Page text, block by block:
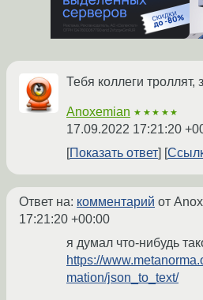
Тебя коллеги троллят,
Anoxemian ★★★★★
17.09.2022 17:21:20
Показать ответ
Ответ на: комментарий от
17:21:20 +00:00
я думал что-нибудь
https://
mation/json_to_text/